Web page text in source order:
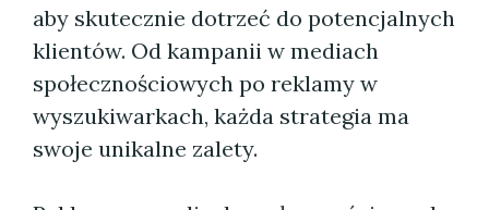
aby skutecznie dotrzeć do potencjalnych
klientów. Od kampanii w mediach
społecznościowych po reklamy w
wyszukiwarkach, każda strategia ma
swoje unikalne zalety.